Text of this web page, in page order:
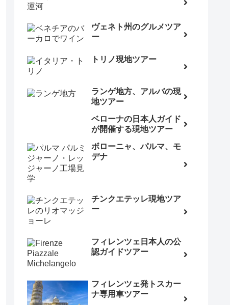
ヴェネト州のグルメツア
ー
トリノ現地ツアー
ランゲ地方、アルバの現
地ツアー
ベローナの日本人ガイド
が開催する現地ツアー
ボローニャ、パルマ、モ
デナ
チンクエテッレ現地ツア
ー
フィレンツェ日本人の公
認ガイドツアー
フィレンツェ発トスカー
ナ専用車ツアー